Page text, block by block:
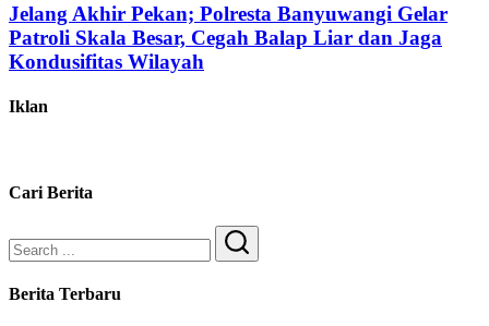
Jelang Akhir Pekan; Polresta Banyuwangi Gelar
Patroli Skala Besar, Cegah Balap Liar dan Jaga
Kondusifitas Wilayah
Iklan
Cari Berita
Search
Berita Terbaru